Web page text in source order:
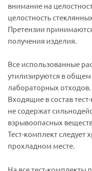
внимание на
целостность
Претензии
получения изделия.
Все использованные
утилизируются в
лабораторных отходов.
Входящие в состав
не содержат
взрывоопасных
Тест-комплект следует
прохладном месте.